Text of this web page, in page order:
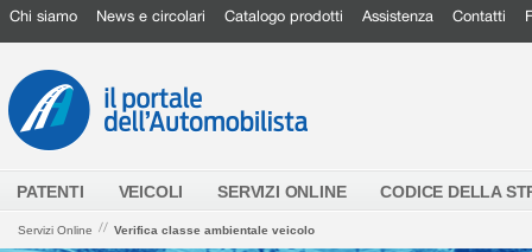
Chi siamo News e circolari Catalogo prodotti Assistenza Contatti
PATENTI VEICOLI SERVIZI ONLINE CODICE DELLA
Servizi Online // Verifica classe ambientale veicolo